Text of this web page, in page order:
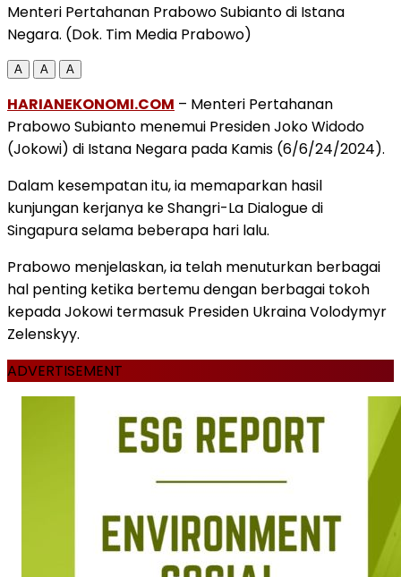
Menteri Pertahanan Prabowo Subianto di Istana
Negara. (Dok. Tim Media Prabowo)
A A A
HARIANEKONOMI.COM – Menteri Pertahanan
Prabowo Subianto menemui Presiden Joko Widodo
(Jokowi) di Istana Negara pada Kamis (6/6/24/2024).
Dalam kesempatan itu, ia memaparkan hasil
kunjungan kerjanya ke Shangri-La Dialogue di
Singapura selama beberapa hari lalu.
Prabowo menjelaskan, ia telah menuturkan berbagai
hal penting ketika bertemu dengan berbagai tokoh
kepada Jokowi termasuk Presiden Ukraina Volodymyr
Zelenskyy.
ADVERTISEMENT